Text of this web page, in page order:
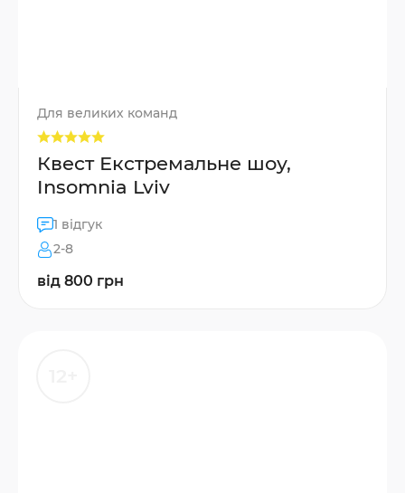
Для великих команд
Квест Екстремальне шоу,
Insomnia Lviv
1 відгук
2-8
від 800 грн